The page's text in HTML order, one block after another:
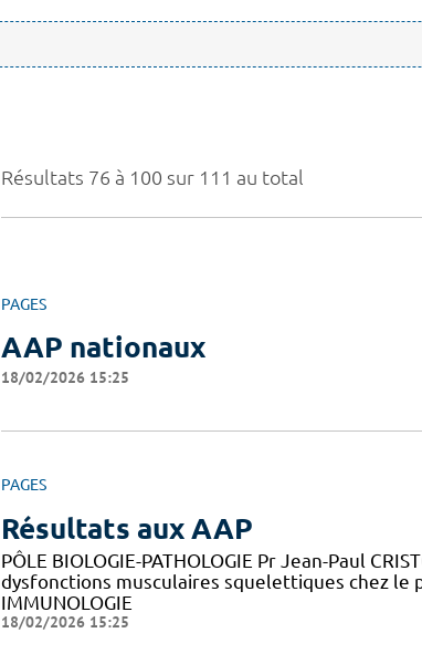
Résultats 76 à 100 sur 111 au total
PAGES
AAP nationaux
18/02/2026 15:25
PAGES
Résultats aux AAP
PÔLE BIOLOGIE-PATHOLOGIE Pr Jean-Paul
dysfonctions musculaires squelettiques chez le
IMMUNOLOGIE
18/02/2026 15:25